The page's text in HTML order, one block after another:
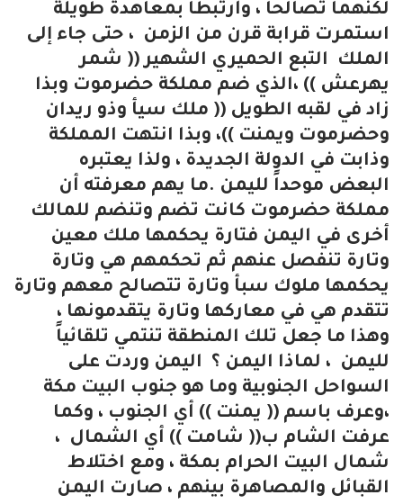
لكنهما تصالحا ، وأرتبطا بمعاهدة طويلة
استمرت قرابة قرن من الزمن ، حتى جاء إلى
الملك التبع الحميري الشهير (( شمر
يهرعش )) ،الذي ضم مملكة حضرموت وبذا
زاد في لقبه الطويل (( ملك سيأ وذو ريدان
وحضرموت ويمنت ))، وبذا انتهت المملكة
وذابت في الدولة الجديدة ، ولذا يعتبره
البعض موحداً لليمن .ما يهم معرفته أن
مملكة حضرموت كانت تضم وتنضم للمالك
أخرى في اليمن فتارة يحكمها ملك معين
وتارة تنفصل عنهم ثم تحكمهم هي وتارة
يحكمها ملوك سبأ وتارة تتصالح معهم وتارة
تتقدم هي في معاركها وتارة يتقدمونها ،
وهذا ما جعل تلك المنطقة تنتمي تلقائياً
لليمن ، لماذا اليمن ؟ اليمن وردت على
السواحل الجنوبية وما هو جنوب البيت مكة
،وعرف باسم (( يمنت )) أي الجنوب ، وكما
عرفت الشام ب(( شامت )) أي الشمال ،
شمال البيت الحرام بمكة ، ومع اختلاط
القبائل والمصاهرة بينهم ، صارت اليمن